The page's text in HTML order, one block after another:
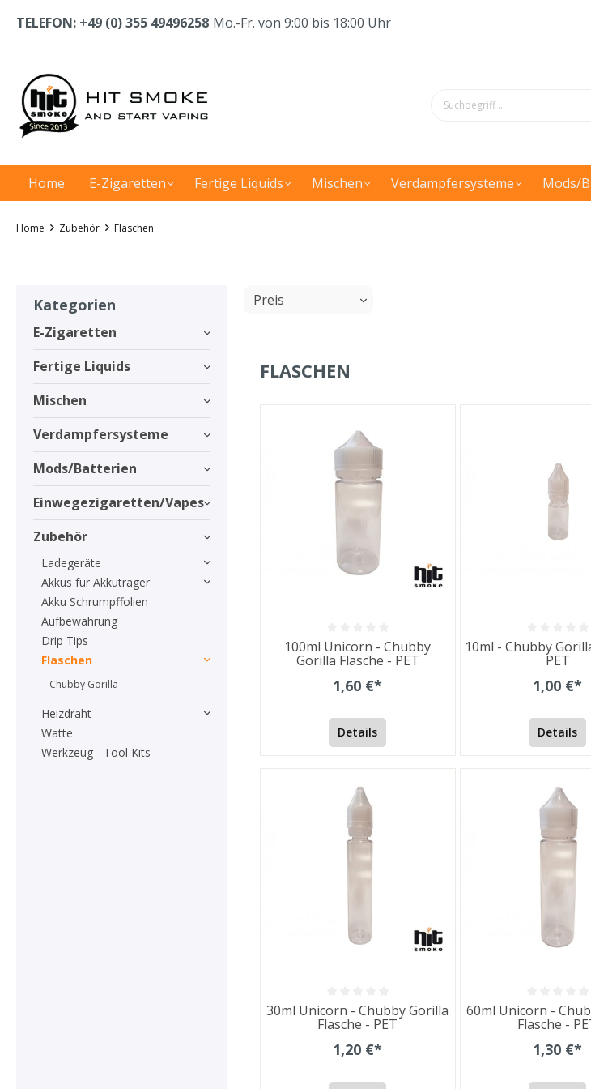
TELEFON: +49 (0) 355 49496258 Mo.-Fr. von 9:00 bis 18:00 Uhr
Home E-Zigaretten Fertige Liquids Mischen Verdampfersysteme Mods/
Home Zubehör Flaschen
Kategorien
E-Zigaretten
Fertige Liquids
Mischen
Verdampfersysteme
Mods/Batterien
Einwegezigaretten/Vapes
Zubehör
Ladegeräte
Akkus für Akkuträger
Akku Schrumpffolien
Aufbewahrung
Drip Tips
Flaschen
Chubby Gorilla
Heizdraht
Watte
Werkzeug - Tool Kits
Preis
FLASCHEN
100ml Unicorn - Chubby
Gorilla Flasche - PET
1,60 €*
Details
10ml - Chubby
PET
1,00 €*
Details
30ml Unicorn - Chubby Gorilla
Flasche - PET
1,20 €*
60ml Unicorn -
Flasche -
1,30 €*